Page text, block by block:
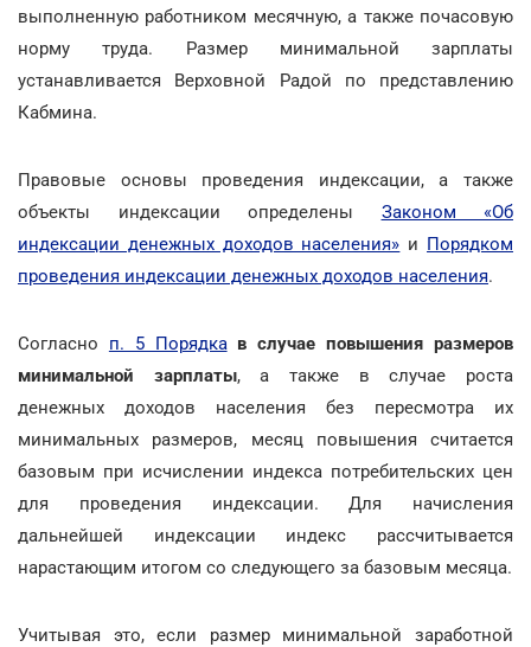
выполненную работником месячную, а также почасовую
норму труда. Размер минимальной зарплаты
устанавливается Верховной Радой по представлению
Кабмина.
Правовые основы проведения индексации, а также
объекты индексации определены Законом «Об
индексации денежных доходов населения» и Порядком
проведения индексации денежных доходов населения.
Согласно п. 5 Порядкав случае повышения размеров
минимальной зарплаты, а также в случае роста
денежных доходов населения без пересмотра их
минимальных размеров, месяц повышения считается
базовым при исчислении индекса потребительских цен
для проведения индексации. Для начисления
дальнейшей индексации индекс рассчитывается
нарастающим итогом со следующего за базовым месяца.
Учитывая это, если размер минимальной заработной